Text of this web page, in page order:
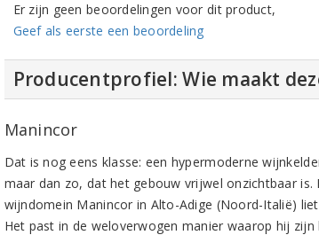
Er zijn geen beoordelingen voor dit product,
Geef als eerste een beoordeling
Producentprofiel: Wie maakt
Manincor
Dat is nog eens klasse: een hypermoderne
maar dan zo, dat het gebouw vrijwel onzichtbaar is.
wijndomein Manincor in Alto-Adige (Noord-Italië)
Het past in de weloverwogen manier waarop hij